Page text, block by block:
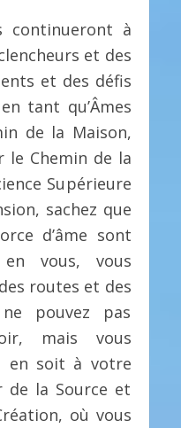
continueront à
et des
et des défis
tant qu’Âmes
de la Maison,
le Chemin de la
Supérieure
sachez que
d’âme sont
en vous, vous
routes et des
pouvez pas
mais vous
en soit à votre
de la Source et
où vous